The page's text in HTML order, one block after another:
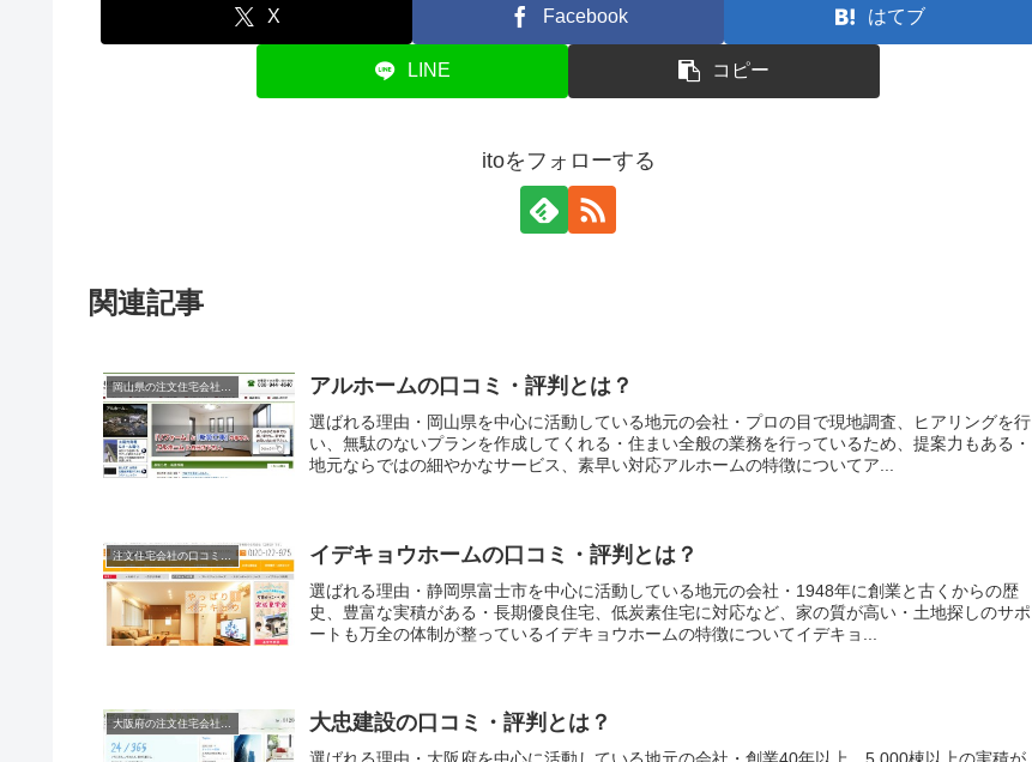
X Facebook はてブ
LINE コピー
itoをフォローする
関連記事
岡山県の注文住宅会社の口コミと評判 アルホームの口コミ・評判とは？
選ばれる理由・岡山県を中心に活動している地元の会社・プロの目で現地調査、ヒアリングを行
い、無駄のないプランを作成してくれる・住まい全般の業務を行っているため、提案力もある・
地元ならではの細やかなサービス、素早い対応アルホームの特徴についてア...
イデキョウホームの口コミ・評判とは？
選ばれる理由・静岡県富士市を中心に活動している地元の会社・1948年に創業と古くからの歴
史、豊富な実積がある・長期優良住宅、低炭素住宅に対応など、家の質が高い・土地探しのサポ
ートも万全の体制が整っているイデキョウホームの特徴についてイデキョ...
大阪府の注文住宅会社の口コミと評判 大忠建設の口コミ・評判とは？